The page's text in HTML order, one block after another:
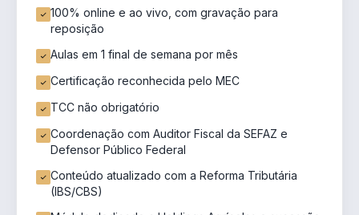
100% online e ao vivo, com gravação para
reposição
Aulas em 1 final de semana por mês
Certificação reconhecida pelo MEC
TCC não obrigatório
Coordenação com Auditor Fiscal da SEFAZ e
Defensor Público Federal
Conteúdo atualizado com a Reforma Tributária
(IBS/CBS)